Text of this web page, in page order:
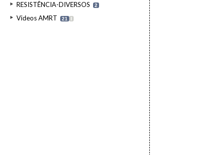
RESISTÊNCIA-DIVERSOS 2
Videos AMRT 21 I